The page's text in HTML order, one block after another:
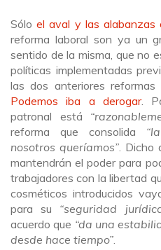
Sóloel aval y las alabanzas
reforma laboral son ya un
sentido de la misma, que no
políticas implementadas
las dos anteriores reformas
Podemos iba a derogar.
patronal está
reforma que consolida
nosotros queríamos”. Dicho
mantendrán el poder para
trabajadores con la libertad
cosméticos introducidos
para su “seguridad
acuerdo que “da una
desde hace tiempo”.